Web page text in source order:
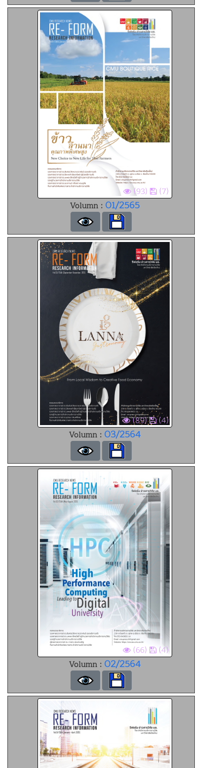
(93)
(7)
Volumn : 01/2565
(89)
(4)
Volumn : 03/2564
(66)
(4)
Volumn : 02/2564